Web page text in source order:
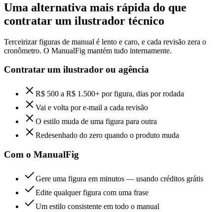
Uma alternativa mais rápida do que
contratar um ilustrador técnico
Terceirizar figuras de manual é lento e caro, e cada revisão zera o
cronômetro. O ManualFig mantém tudo internamente.
Contratar um ilustrador ou agência
R$ 500 a R$ 1.500+ por figura, dias por rodada
Vai e volta por e-mail a cada revisão
O estilo muda de uma figura para outra
Redesenhado do zero quando o produto muda
Com o ManualFig
Gere uma figura em minutos — usando créditos grátis
Edite qualquer figura com uma frase
Um estilo consistente em todo o manual